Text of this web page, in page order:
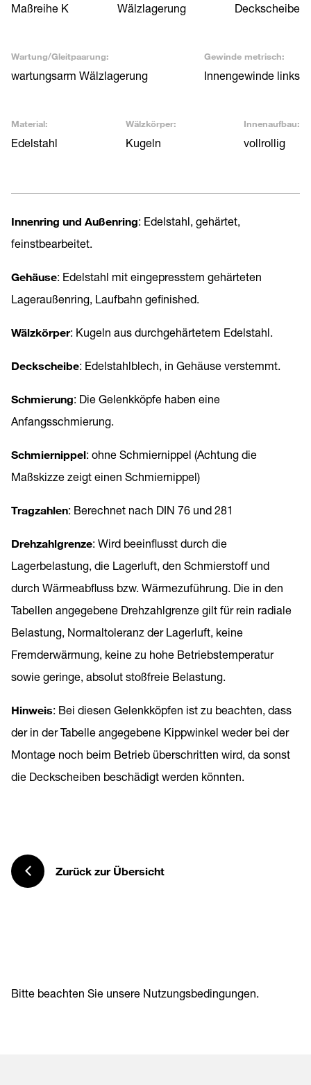
Maßreihe K Wälzlagerung Deckscheibe
Wartung/Gleitpaarung:
wartungsarm Wälzlagerung
Gewinde metrisch:
Innengewinde links
Material:
Edelstahl
Wälzkörper:
Kugeln
Innenaufbau:
vollrollig
Innenring und Außenring: Edelstahl, gehärtet,
feinstbearbeitet.
Gehäuse: Edelstahl mit eingepresstem gehärteten
Lageraußenring, Laufbahn gefinished.
Wälzkörper: Kugeln aus durchgehärtetem Edelstahl.
Deckscheibe: Edelstahlblech, in Gehäuse verstemmt.
Schmierung: Die Gelenkköpfe haben eine
Anfangsschmierung.
Schmiernippel: ohne Schmiernippel (Achtung die
Maßskizze zeigt einen Schmiernippel)
Tragzahlen: Berechnet nach DIN 76 und 281
Drehzahlgrenze: Wird beeinflusst durch die
Lagerbelastung, die Lagerluft, den Schmierstoff und
durch Wärmeabfluss bzw. Wärmezuführung. Die in den
Tabellen angegebene Drehzahlgrenze gilt für rein radiale
Belastung, Normaltoleranz der Lagerluft, keine
Fremderwärmung, keine zu hohe Betriebstemperatur
sowie geringe, absolut stoßfreie Belastung.
Hinweis: Bei diesen Gelenkköpfen ist zu beachten, dass
der in der Tabelle angegebene Kippwinkel weder bei der
Montage noch beim Betrieb überschritten wird, da sonst
die Deckscheiben beschädigt werden könnten.
Zurück zur Übersicht
Bitte beachten Sie unsere Nutzungsbedingungen.